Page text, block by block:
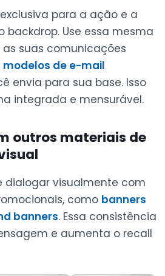
para a ação e a
backdrop. Use essa mesma
suas comunicações
modelos de e-mail
envia para sua base. Isso
integrada e mensurável.
outros materiais de
dialogar visualmente com
como banners
banners. Essa consistência
e aumenta o recall